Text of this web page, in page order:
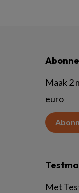
Maak 2
euro
Met